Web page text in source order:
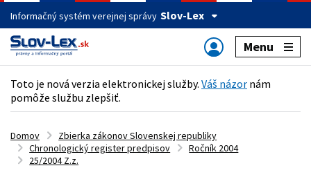
Informačný systém verejnej správy Slov-Lex
Menu
Toto je nová verzia elektronickej služby. Váš názor nám
pomôže službu zlepšiť.
Domov
Zbierka zákonov Slovenskej republiky
Chronologický register predpisov
Ročník 2004
25/2004 Z.z.